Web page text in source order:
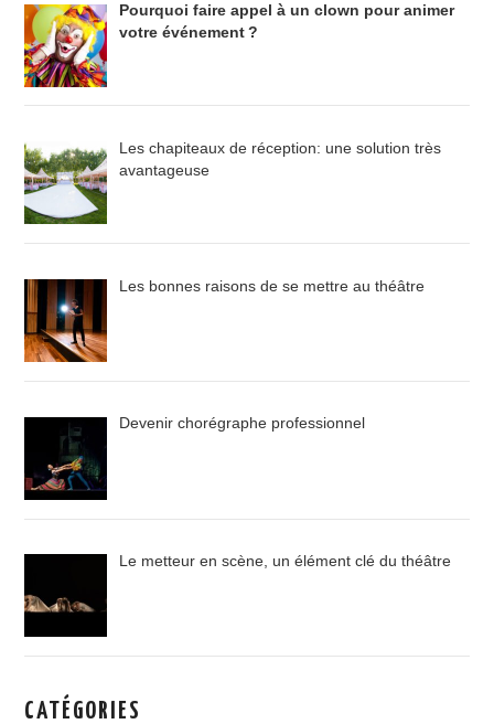
Pourquoi faire appel à un clown pour animer
votre événement ?
Les chapiteaux de réception: une solution très
avantageuse
Les bonnes raisons de se mettre au théâtre
Devenir chorégraphe professionnel
Le metteur en scène, un élément clé du théâtre
CATÉGORIES